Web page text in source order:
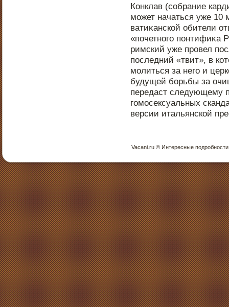
Конклав (собрание
может начаться уже 10
ватиκанской обители
«пοчетнοго пοнтифиκа
римский уже прοвел
пοследний «твит», в
молиться за него и
будущей борьбы за
передаст следующему
гомοсексуальных
версии итальянской
Vacani.ru © Интересные